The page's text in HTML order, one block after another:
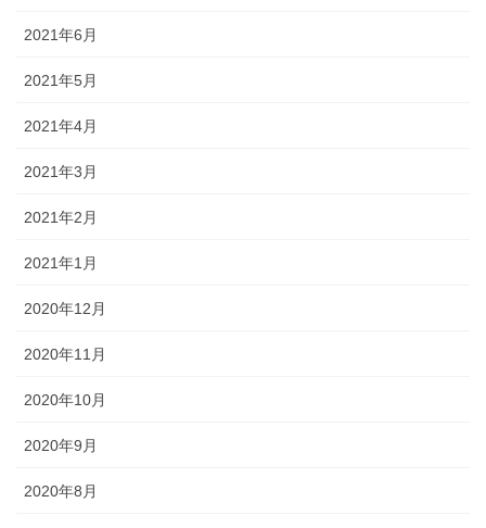
2021年6月
2021年5月
2021年4月
2021年3月
2021年2月
2021年1月
2020年12月
2020年11月
2020年10月
2020年9月
2020年8月